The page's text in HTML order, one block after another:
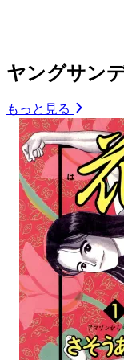
ヤングサン
もっと見る